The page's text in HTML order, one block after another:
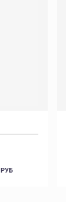
РУБ